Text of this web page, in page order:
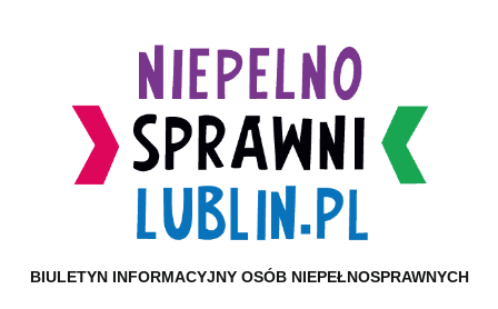
BIULETYN INFORMACYJNY OSÓB NIEPEŁNOSPRAWNYCH